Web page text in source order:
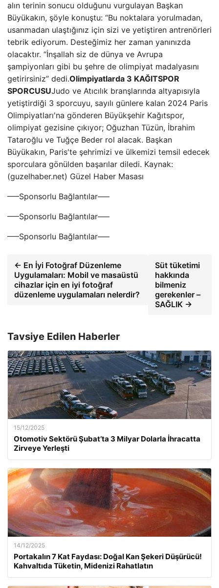
alın terinin sonucu olduğunu vurgulayan Başkan
Büyükakın, şöyle konuştu: “Bu noktalara yorulmadan,
usanmadan ulaştığınız için sizi ve yetiştiren antrenörleri
tebrik ediyorum. Desteğimiz her zaman yanınızda
olacaktır. “İnşallah siz de dünya ve Avrupa
şampiyonları gibi bu şehre de olimpiyat madalyasını
getirirsiniz” dedi.Olimpiyatlarda 3 KAĞITSPOR
SPORCUSUJudo ve Atıcılık branşlarında altyapısıyla
yetiştirdiği 3 sporcuyu, sayılı günlere kalan 2024 Paris
Olimpiyatları'na gönderen Büyükşehir Kağıtspor,
olimpiyat gezisine çıkıyor; Oğuzhan Tüzün, İbrahim
Tataroğlu ve Tuğçe Beder rol alacak. Başkan
Büyükakın, Paris'te şehrimizi ve ülkemizi temsil edecek
sporculara gönülden başarılar diledi. Kaynak:
(guzelhaber.net) Güzel Haber Masası
—–Sponsorlu Bağlantılar—–
—–Sponsorlu Bağlantılar—–
—–Sponsorlu Bağlantılar—–
← En İyi Fotoğraf Düzenleme
Uygulamaları: Mobil ve masaüstü
cihazlar için en iyi fotoğraf
düzenleme uygulamaları nelerdir?
Süt tüketimi
hakkında
bilmeniz
gerekenler –
SAĞLIK →
Tavsiye Edilen Haberler
15/12/2025
Otomotiv Sektörü Şubat’ta 3 Milyar Dolarla İhracatta
Zirveye Yerleşti
14/12/2025
Portakalın 7 Kat Faydası: Doğal Kan Şekeri Düşürücü!
Kahvaltıda Tüketin, Midenizi Rahatlatın